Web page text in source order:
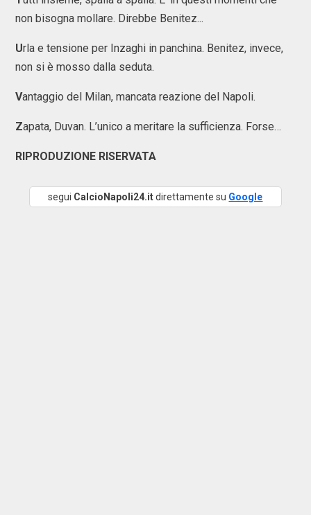
non bisogna mollare. Direbbe Benitez...
Urla e tensione per Inzaghi in panchina. Benitez, invece,
non si è mosso dalla seduta.
Vantaggio del Milan, mancata reazione del Napoli.
Zapata, Duvan. L’unico a meritare la sufficienza. Forse…
RIPRODUZIONE RISERVATA
segui CalcioNapoli24.itdirettamente su Google